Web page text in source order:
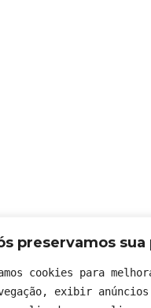
preservamos
cookies para
exibir anúncios